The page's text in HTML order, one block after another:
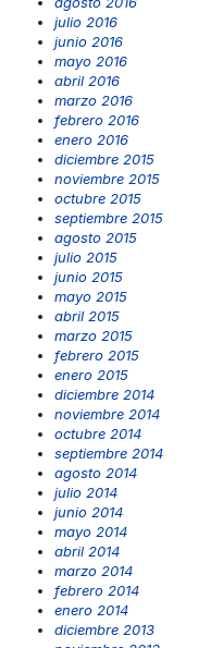
julio 2016
junio 2016
mayo 2016
abril 2016
marzo 2016
febrero 2016
enero 2016
diciembre 2015
noviembre 2015
octubre 2015
septiembre 2015
agosto 2015
julio 2015
junio 2015
mayo 2015
abril 2015
marzo 2015
febrero 2015
enero 2015
diciembre 2014
noviembre 2014
octubre 2014
septiembre 2014
agosto 2014
julio 2014
junio 2014
mayo 2014
abril 2014
marzo 2014
febrero 2014
enero 2014
diciembre 2013